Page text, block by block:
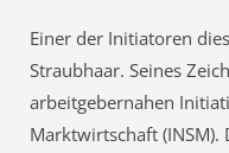
Einer der Initiatoren
Straubhaar. Seines
arbeitgebernahen
Marktwirtschaft (INSM).